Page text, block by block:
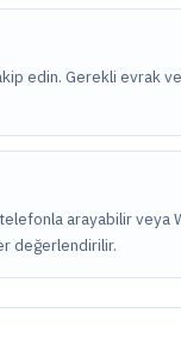
edin. Gerekli evrak
arayabilir veya
değerlendirilir.